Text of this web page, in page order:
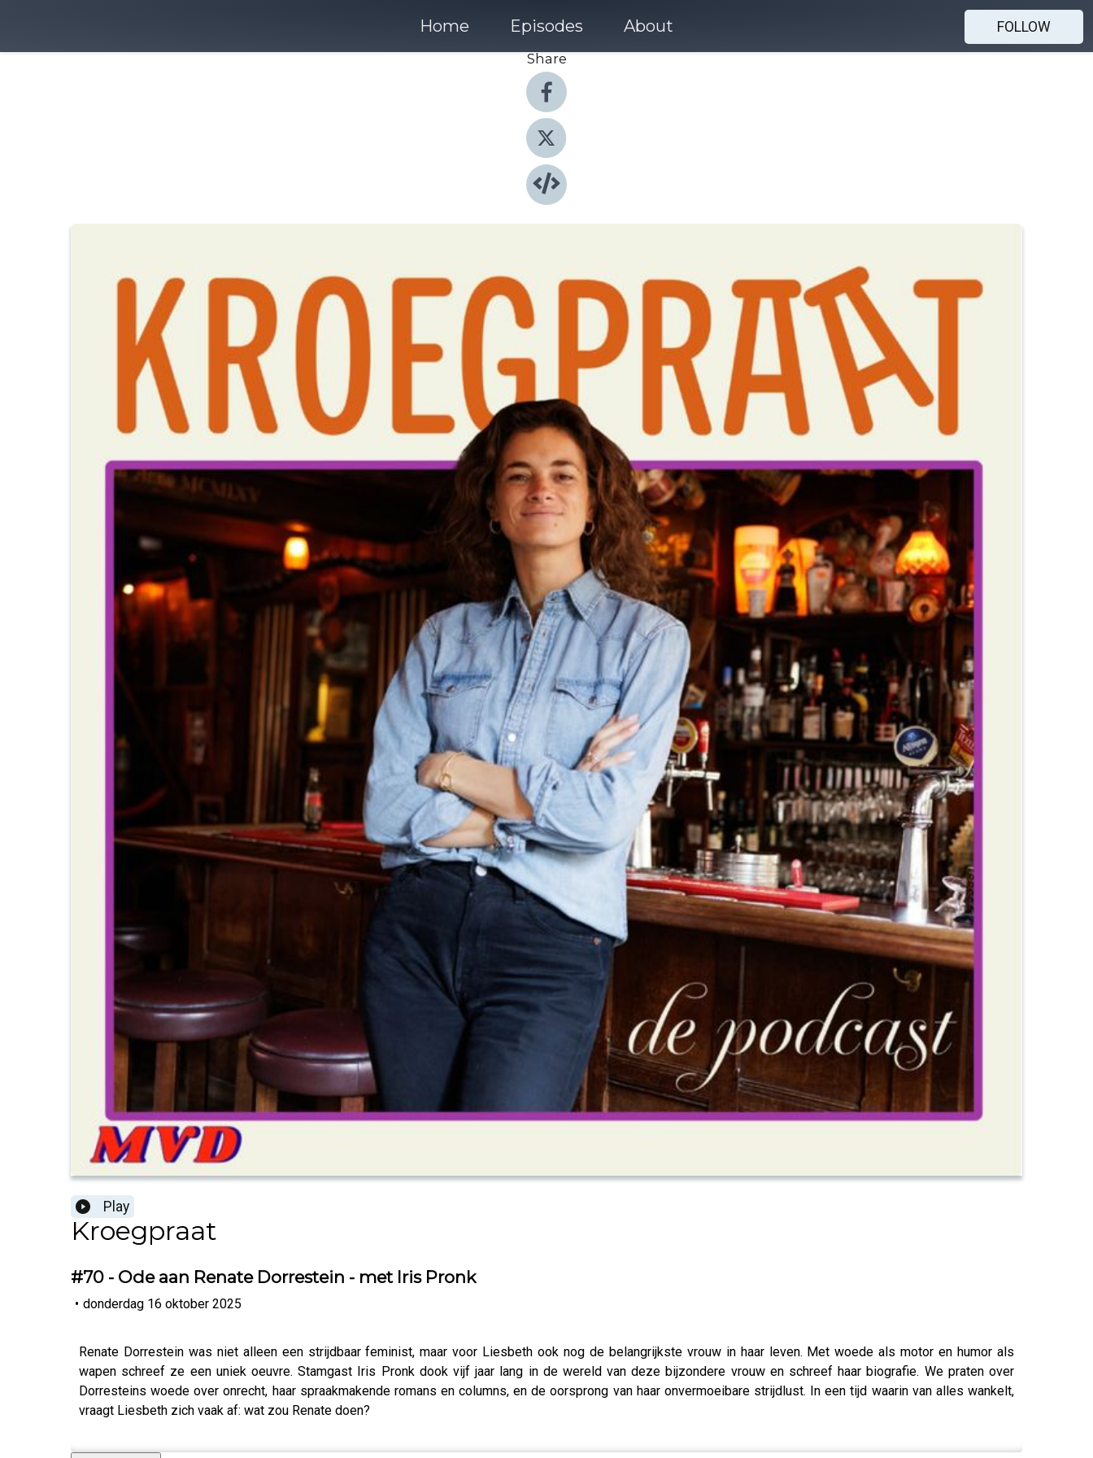
Home Episodes About
FOLLOW
Share
Play
Kroegpraat
#70 - Ode aan Renate Dorrestein - met Iris Pronk
• donderdag 16 oktober 2025
Renate Dorrestein was niet alleen een strijdbaar feminist, maar voor Liesbeth ook nog de belangrijkste vrouw in haar leven. Met woede als motor en humor als
wapen schreef ze een uniek oeuvre. Stamgast Iris Pronk dook vijf jaar lang in de wereld van deze bijzondere vrouw en schreef haar biografie. We praten over
Dorresteins woede over onrecht, haar spraakmakende romans en columns, en de oorsprong van haar onvermoeibare strijdlust. In een tijd waarin van alles wankelt,
vraagt Liesbeth zich vaak af: wat zou Renate doen?